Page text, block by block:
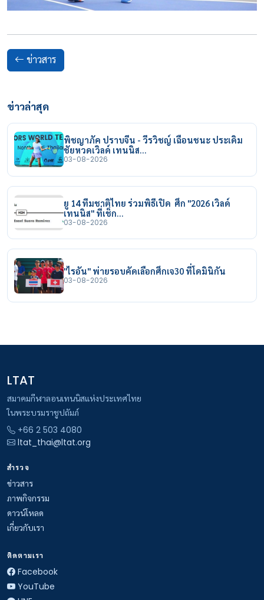
ข่าวสาร
ข่าวล่าสุด
พิชญาภัค ปราบจีน - วีรวิชญ์ เฉือนชนะ ประเดิม
ชัยหวดเวิลด์ เทนนิส…
03-08-2026
ยู 14 ทีมชาติไทย ร่วมพิธีเปิด ศึก "2026 เวิลด์
เทนนิส" ที่เช็ก…
03-08-2026
"ไรอัน" พ่ายรอบคัดเลือกศึกเจ30 ที่โดมินิกัน
03-08-2026
LTAT
สมาคมกีฬาลอนเทนนิสแห่งประเทศไทย
ในพระบรมราชูปถัมภ์
+66 2 503 4080
ltat_thai@ltat.org
สำรวจ
ข่าวสาร
ภาพกิจกรรม
ดาวน์โหลด
เกี่ยวกับเรา
ติดตามเรา
Facebook
YouTube